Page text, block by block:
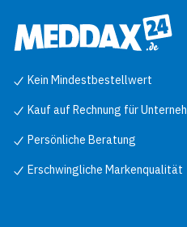
Kein Mindestbestellwert
Kauf auf Rechnung für
Persönliche Beratung
Erschwingliche Markenqualität